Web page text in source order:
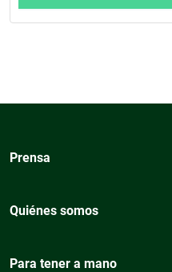
Prensa
Quiénes somos
Para tener a mano